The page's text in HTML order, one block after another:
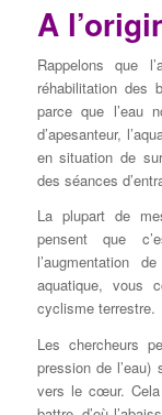
A
Rappelons que
réhabilitation des
parce que l’eau
d’apesanteur,
en situation de
des séances
La plupart de
pensent que
l’augmentation
aquatique, vous
cyclisme terrestre.
Les chercheurs
pression de
vers le cœur.